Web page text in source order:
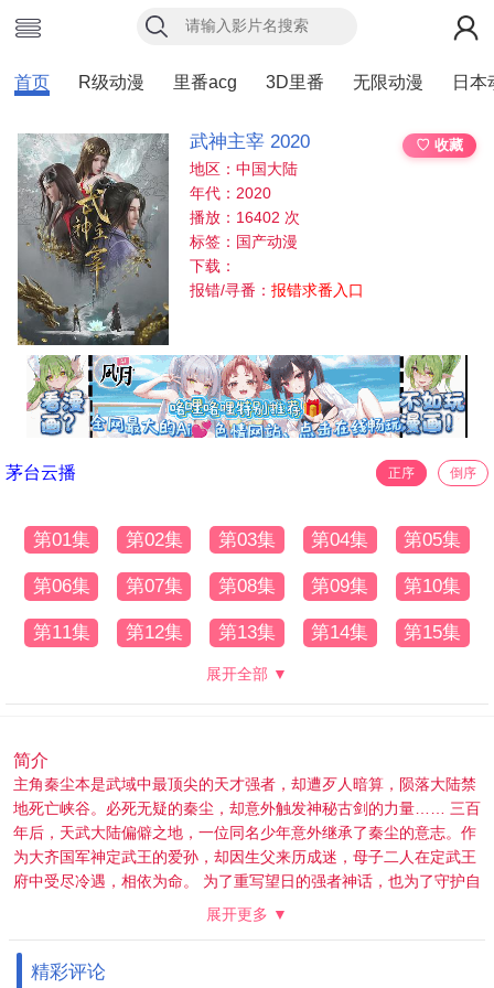
首页 R级动漫 里番acg 3D里番 无限动漫 日本
武神主宰 2020
♡ 收藏
地区：中国大陆
年代：2020
播放：16402 次
标签：国产动漫
下载：
报错/寻番：报错求番入口
茅台云播 正序 倒序
第01集 第02集 第03集 第04集 第05集
第06集 第07集 第08集 第09集 第10集
第11集 第12集 第13集 第14集 第15集
展开全部 ▼
简介
主角秦尘本是武域中最顶尖的天才强者，却遭歹人暗算，陨落大陆禁
地死亡峡谷。必死无疑的秦尘，却意外触发神秘古剑的力量…… 三百
年后，天武大陆偏僻之地，一位同名少年意外继承了秦尘的意志。作
为大齐国军神定武王的爱孙，却因生父来历成迷，母子二人在定武王
府中受尽冷遇，相依为命。 为了重写望日的强者神话，也为了守护自
己所爱的一切，秦尘毅然决然扛起维护天下五国的大任，再度踏上武
展开更多 ▼
精彩评论